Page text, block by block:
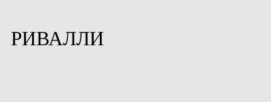
РИВАЛЛИ